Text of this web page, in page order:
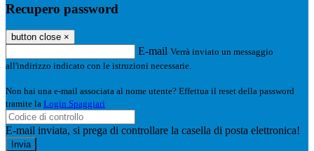
Recupero password
button close ×
E-mail Verrà inviato un messaggio
all'indirizzo indicato con le istruzioni necessarie.
Non hai una e-mail associata al nome utente? Effettua il reset della password
tramite la Login Spaggiari
E-mail inviata, si prega di controllare la casella di posta elettronica!